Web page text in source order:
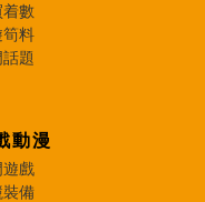
着數
筍料
題
動漫
遊戲
裝備